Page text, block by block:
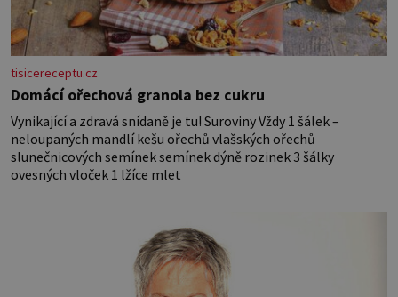
tisicereceptu.cz
Domácí ořechová granola bez cukru
Vynikající a zdravá snídaně je tu! Suroviny Vždy 1 šálek –
neloupaných mandlí kešu ořechů vlašských ořechů
slunečnicových semínek semínek dýně rozinek 3 šálky
ovesných vloček 1 lžíce mlet